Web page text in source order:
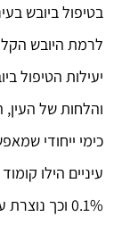
בטיפול ביובש
לרמת היובש
יעילות הטיפול
והלחות של
כימי ייחודי
עיניים הילו
0.1% וכך